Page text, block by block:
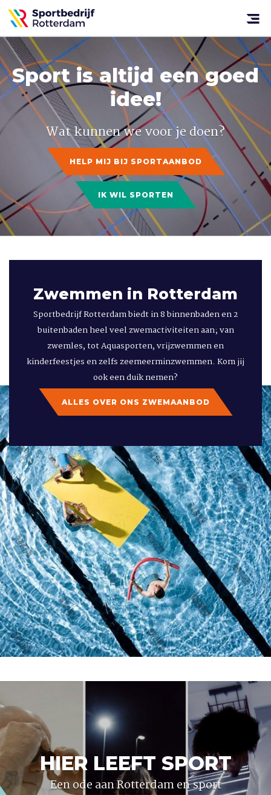
Open
menu
Sportbedrijf
Rotterdam
Sport is altijd een goed
idee!
Wat kunnen we voor je doen?
HELP MIJ BIJ SPORTAANBOD
IK WIL SPORTEN
Zwemmen in Rotterdam
Sportbedrijf Rotterdam biedt in 8 binnenbaden en 2
buitenbaden heel veel zwemactiviteiten aan; van
zwemles, tot Aquasporten, vrijzwemmen en
kinderfeestjes en zelfs zeemeerminzwemmen. Kom jij
ook een duik nemen?
ALLES OVER ONS ZWEMAANBOD
HIER LEEFT SPORT
Een ode aan Rotterdam en sport